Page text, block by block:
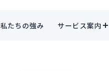
私たちの強み サービス案内